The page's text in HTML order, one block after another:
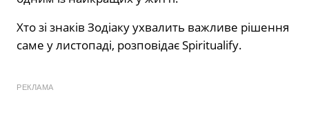
Хто зі знаків Зодіаку ухвалить важливе рішення
саме у листопаді, розповідає Spiritualify.
РЕКЛАМА